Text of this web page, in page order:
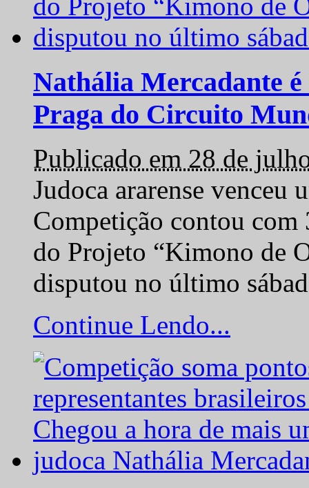
Nathália Mercadante
Praga do Circuito
Publicado em 28 de
Judoca ararense venceu
Competição contou com
do Projeto “Kimono de
disputou no último
Continue Lendo...